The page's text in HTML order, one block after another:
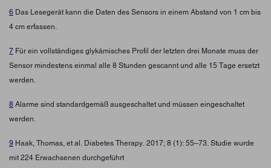
6 Das Lesegerät kann die Daten des Sensors in einem Abstand von 1 cm bis
4 cm erfassen.
7 Für ein vollständiges glykämisches Profil der letzten drei Monate muss der
Sensor mindestens einmal alle 8 Stunden gescannt und alle 15 Tage ersetzt
werden.
8 Alarme sind standardgemäß ausgeschaltet und müssen eingeschaltet
werden.
9 Haak, Thomas, et al. Diabetes Therapy. 2017; 8 (1): 55–73. Studie wurde
mit 224 Erwachsenen durchgeführt